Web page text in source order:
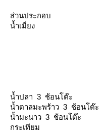
ส่วนประกอบ
น้ำเมี่ยง
น้ำปลา 3 ช้อนโต๊ะ
น้ำตาลมะพร้าว 3 ช้อนโต๊ะ
น้ำมะนาว 3 ช้อนโต๊ะ
กระเทียม